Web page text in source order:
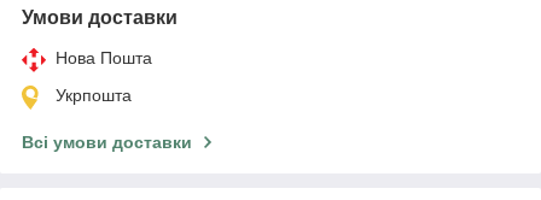
Умови доставки
Нова Пошта
Укрпошта
Всі умови доставки